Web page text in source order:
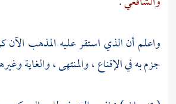
واعلم أن الذي استقر عليه المذهب الآن
جزم به في الإقناع ، والمنتهى ، والغاية